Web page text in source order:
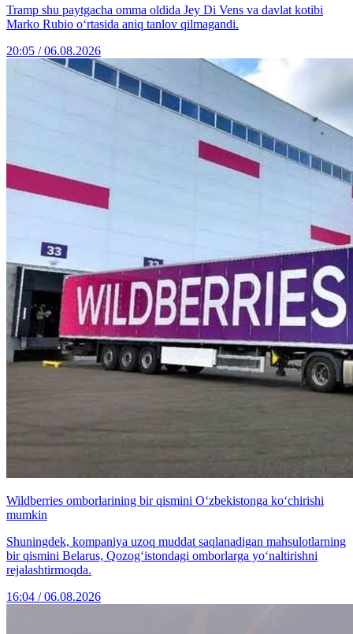
Tramp shu paytgacha omma oldida Jey Di Vens va davlat kotibi
Marko Rubio o‘rtasida aniq tanlov qilmagandi.
20:05 / 06.08.2026
Wildberries omborlarining bir qismini O‘zbekistonga ko‘chirishi
mumkin
Shuningdek, kompaniya uzoq muddat saqlanadigan mahsulotlarning
bir qismini Belarus, Qozog‘istondagi omborlarga yo‘naltirishni
rejalashtirmoqda.
16:04 / 06.08.2026